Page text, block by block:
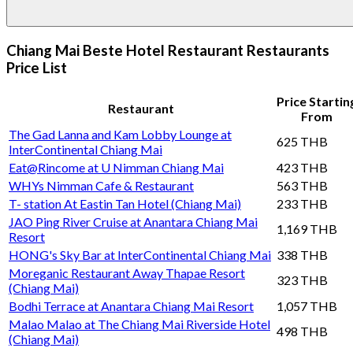
Chiang Mai Beste Hotel Restaurant Restaurants
Price List
Restaurant
Price
From
The Gad Lanna and Kam Lobby Lounge at
InterContinental Chiang Mai
625 THB
Eat@Rincome at U Nimman Chiang Mai
423 THB
WHYs Nimman Cafe & Restaurant
563 THB
T- station At Eastin Tan Hotel (Chiang Mai)
233 THB
JAO Ping River Cruise at Anantara Chiang Mai
Resort
1,169 THB
HONG's Sky Bar at InterContinental Chiang Mai 338 THB
Moreganic Restaurant Away Thapae Resort
(Chiang Mai)
323 THB
Bodhi Terrace at Anantara Chiang Mai Resort
1,057 THB
Malao Malao at The Chiang Mai Riverside Hotel
(Chiang Mai)
498 THB